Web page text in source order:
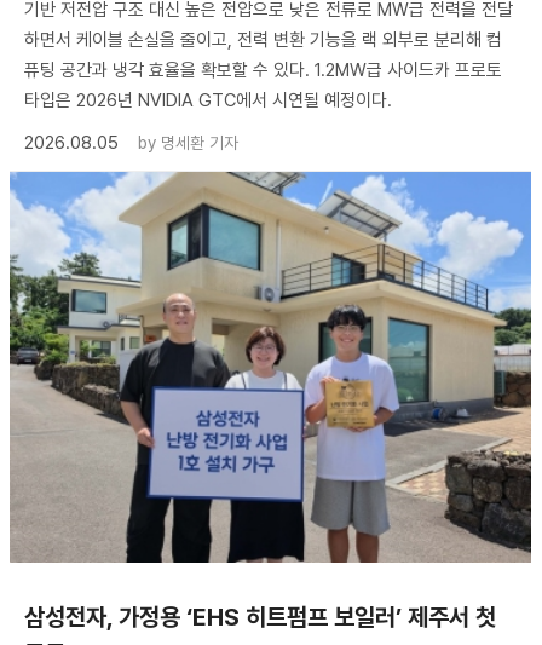
기반 저전압 구조 대신 높은 전압으로 낮은 전류로 MW급 전력을 전달
하면서 케이블 손실을 줄이고, 전력 변환 기능을 랙 외부로 분리해 컴
퓨팅 공간과 냉각 효율을 확보할 수 있다. 1.2MW급 사이드카 프로토
타입은 2026년 NVIDIA GTC에서 시연될 예정이다.
2026.08.05
by 명세환 기자
삼성전자, 가정용 ‘EHS 히트펌프 보일러’ 제주서 첫